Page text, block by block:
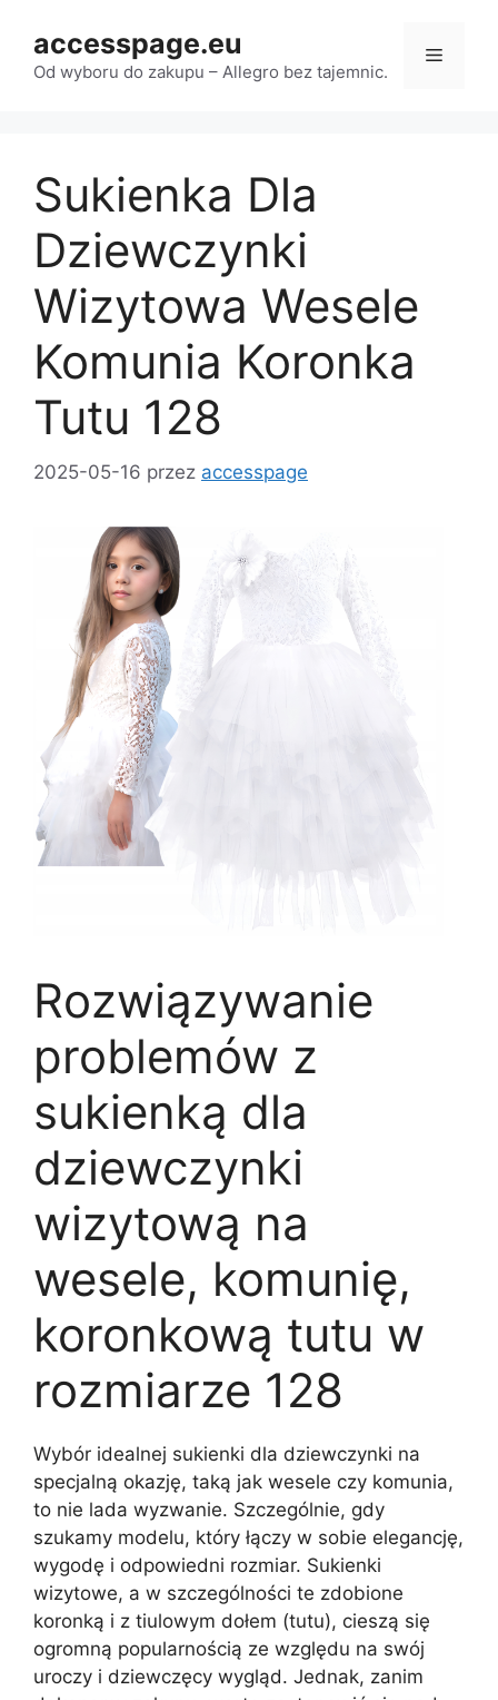
treści
accesspage.eu
Od wyboru do zakupu – Allegro bez tajemnic.
Menu
Sukienka Dla
Dziewczynki
Wizytowa Wesele
Komunia Koronka
Tutu 128
2025-05-16 przez accesspage
Rozwiązywanie
problemów z
sukienką dla
dziewczynki
wizytową na
wesele, komunię,
koronkową tutu w
rozmiarze 128
Wybór idealnej sukienki dla dziewczynki na
specjalną okazję, taką jak wesele czy komunia,
to nie lada wyzwanie. Szczególnie, gdy
szukamy modelu, który łączy w sobie elegancję,
wygodę i odpowiedni rozmiar. Sukienki
wizytowe, a w szczególności te zdobione
koronką i z tiulowym dołem (tutu), cieszą się
ogromną popularnością ze względu na swój
uroczy i dziewczęcy wygląd. Jednak, zanim